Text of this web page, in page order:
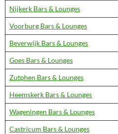
Nijkerk Bars & Lounges
Voorburg Bars & Lounges
Beverwijk Bars & Lounges
Goes Bars & Lounges
Zutphen Bars & Lounges
Heemskerk Bars & Lounges
Wageningen Bars & Lounges
Castricum Bars & Lounges